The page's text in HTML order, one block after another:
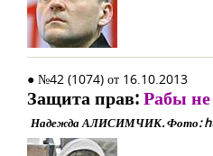
● №42 (1074) от 16.10.2013
Защита прав:Рабы
Надежда АЛИСИМЧИК. Фото: